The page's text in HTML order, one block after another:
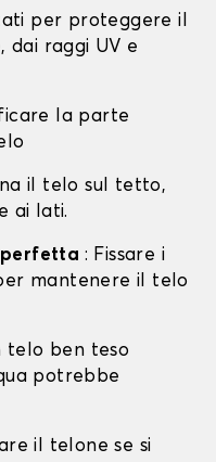
per proteggere il
dai raggi UV e
la parte
il telo sul tetto,
ai lati.
perfetta : Fissare i
mantenere il telo
telo ben teso
potrebbe
il telone se si